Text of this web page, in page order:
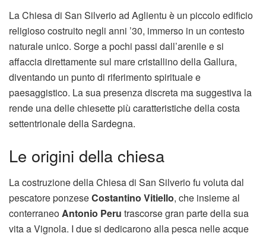
La Chiesa di San Silverio ad Aglientu è un piccolo edificio
religioso costruito negli anni ’30, immerso in un contesto
naturale unico. Sorge a pochi passi dall’arenile e si
affaccia direttamente sul mare cristallino della Gallura,
diventando un punto di riferimento spirituale e
paesaggistico. La sua presenza discreta ma suggestiva la
rende una delle chiesette più caratteristiche della costa
settentrionale della Sardegna.
Le origini della chiesa
La costruzione della Chiesa di San Silverio fu voluta dal
pescatore ponzeseCostantino Vitiello, che insieme al
conterraneoAntonio Peru trascorse gran parte della sua
vita a Vignola. I due si dedicarono alla pesca nelle acque